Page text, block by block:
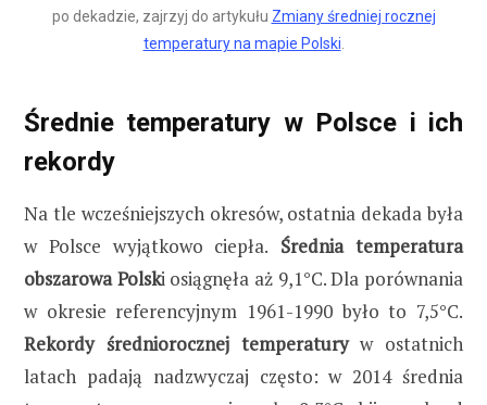
po dekadzie, zajrzyj do artykułu Zmiany średniej rocznej
temperatury na mapie Polski
Średnie temperatury w Polsce i ich
rekordy
Na tle wcześniejszych okresów, ostatnia dekada była
w Polsce wyjątkowo ciepła. Średnia temperatura
obszarowa Polski osiągnęła aż 9,1°C. Dla porównania
w okresie referencyjnym 1961-1990 było to 7,5°C.
Rekordy średniorocznej temperaturyw ostatnich
latach padają nadzwyczaj często: w 2014 średnia